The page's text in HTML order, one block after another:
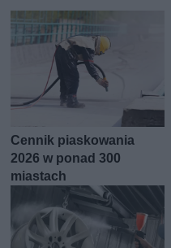
Cennik piaskowania
2026 w ponad 300
miastach